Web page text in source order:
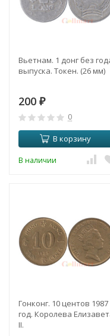
Вьетнам. 1 донг без
выпуска. Токен. (26 мм)
200 ₽
0
В корзину
В наличии
Гонконг. 10 центов 1987
год. Королева
II.